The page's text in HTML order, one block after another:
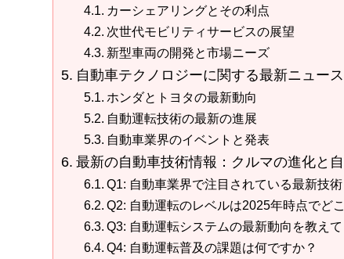
カーシェアリングとその利点
次世代モビリティサービスの展望
新型車両の開発と市場ニーズ
自動車テクノロジーに関する最新ニュース
ホンダとトヨタの最新動向
自動運転技術の最新の進展
自動車業界のイベントと発表
最新の自動車技術情報：クルマの進化と
Q1: 自動車業界で注目されている最新技
Q2: 自動運転のレベルは2025年時点でど
Q3: 自動運転システムの最新動向を教え
Q4: 自動運転普及の課題は何ですか？